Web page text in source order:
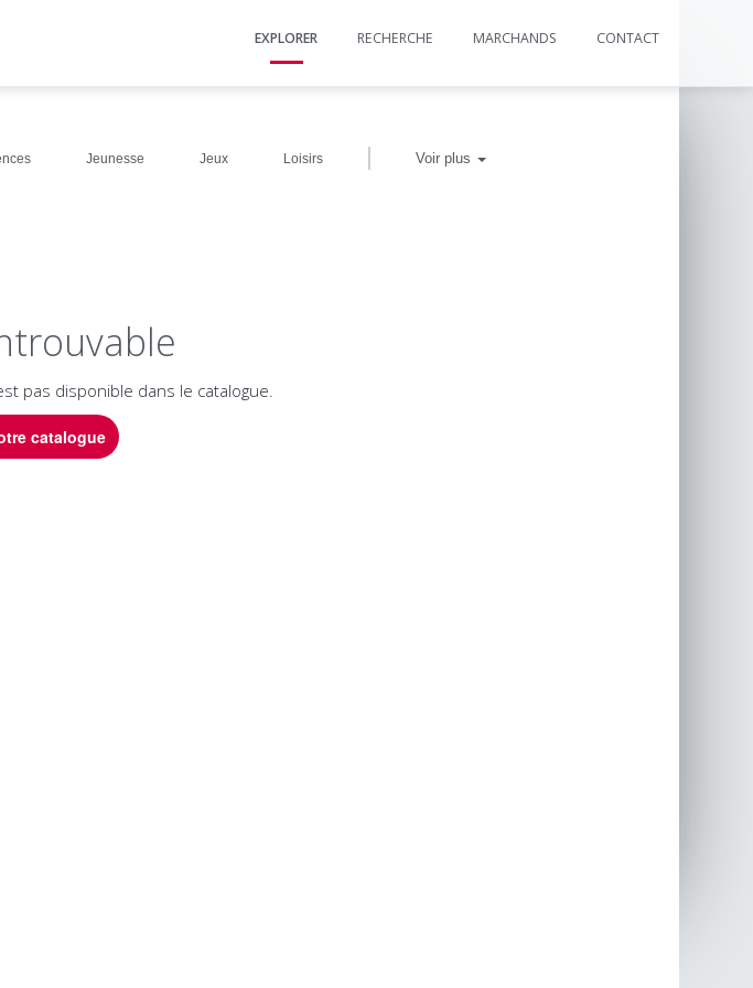
EXPLORER RECHERCHE MARCHANDS CONTACT
Jeunesse Jeux Loisirs | Voir plus
pas disponible dans le catalogue.
catalogue